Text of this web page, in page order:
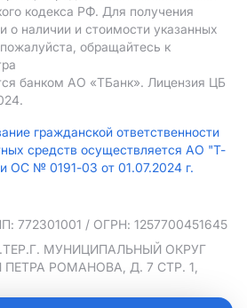
кодекса РФ. Для получения
о наличии и стоимости указанных
обращайтесь к
банком АO «ТБанк». Лицензия ЦБ
гражданской ответственности
средств осуществляется АО "Т-
ОС № 0191-03 от 01.07.2024 г.
772301001 / ОГРН: 1257700451645
МУНИЦИПАЛЬНЫЙ ОКРУГ
РОМАНОВА, Д. 7 СТР. 1,